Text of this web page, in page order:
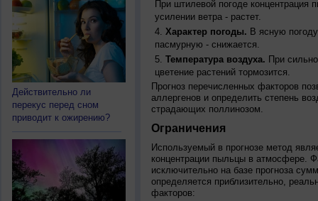
Действительно ли
перекус перед сном
приводит к ожирению?
При штилевой погоде
усилении ветра - растет.
Характер погоды. В ясную
пасмурную - снижается.
Температура воздуха. При
цветение растений тормозится.
Прогноз перечисленных факторов
аллергенов и определить степень
страдающих поллинозом.
Ограничения
Используемый в прогнозе метод
концентрации пыльцы в атмосфере.
исключительно на базе прогноза
определяется приблизительно,
факторов: